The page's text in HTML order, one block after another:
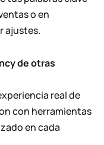
o en
ajustes.
de otras
real de
con herramientas
en cada